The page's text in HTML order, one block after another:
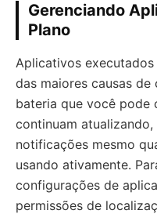
Gerenciando
Plano
Aplicativos
das maiores causas
bateria que você pode
continuam
notificações mesmo
usando ativamente.
configurações de
permissões de